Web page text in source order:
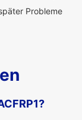
Probleme